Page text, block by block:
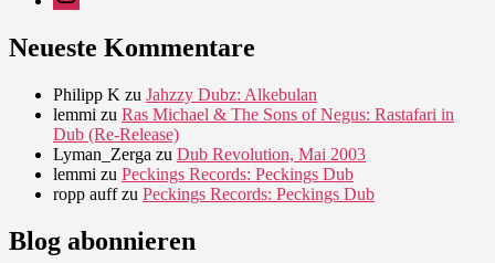
Neueste Kommentare
Philipp K zu Jahzzy Dubz: Alkebulan
lemmi zu Ras Michael & The Sons of Negus: Rastafari in
Dub (Re-Release)
Lyman_Zerga zu Dub Revolution, Mai 2003
lemmi zu Peckings Records: Peckings Dub
ropp auffzu Peckings Records: Peckings Dub
Blog abonnieren